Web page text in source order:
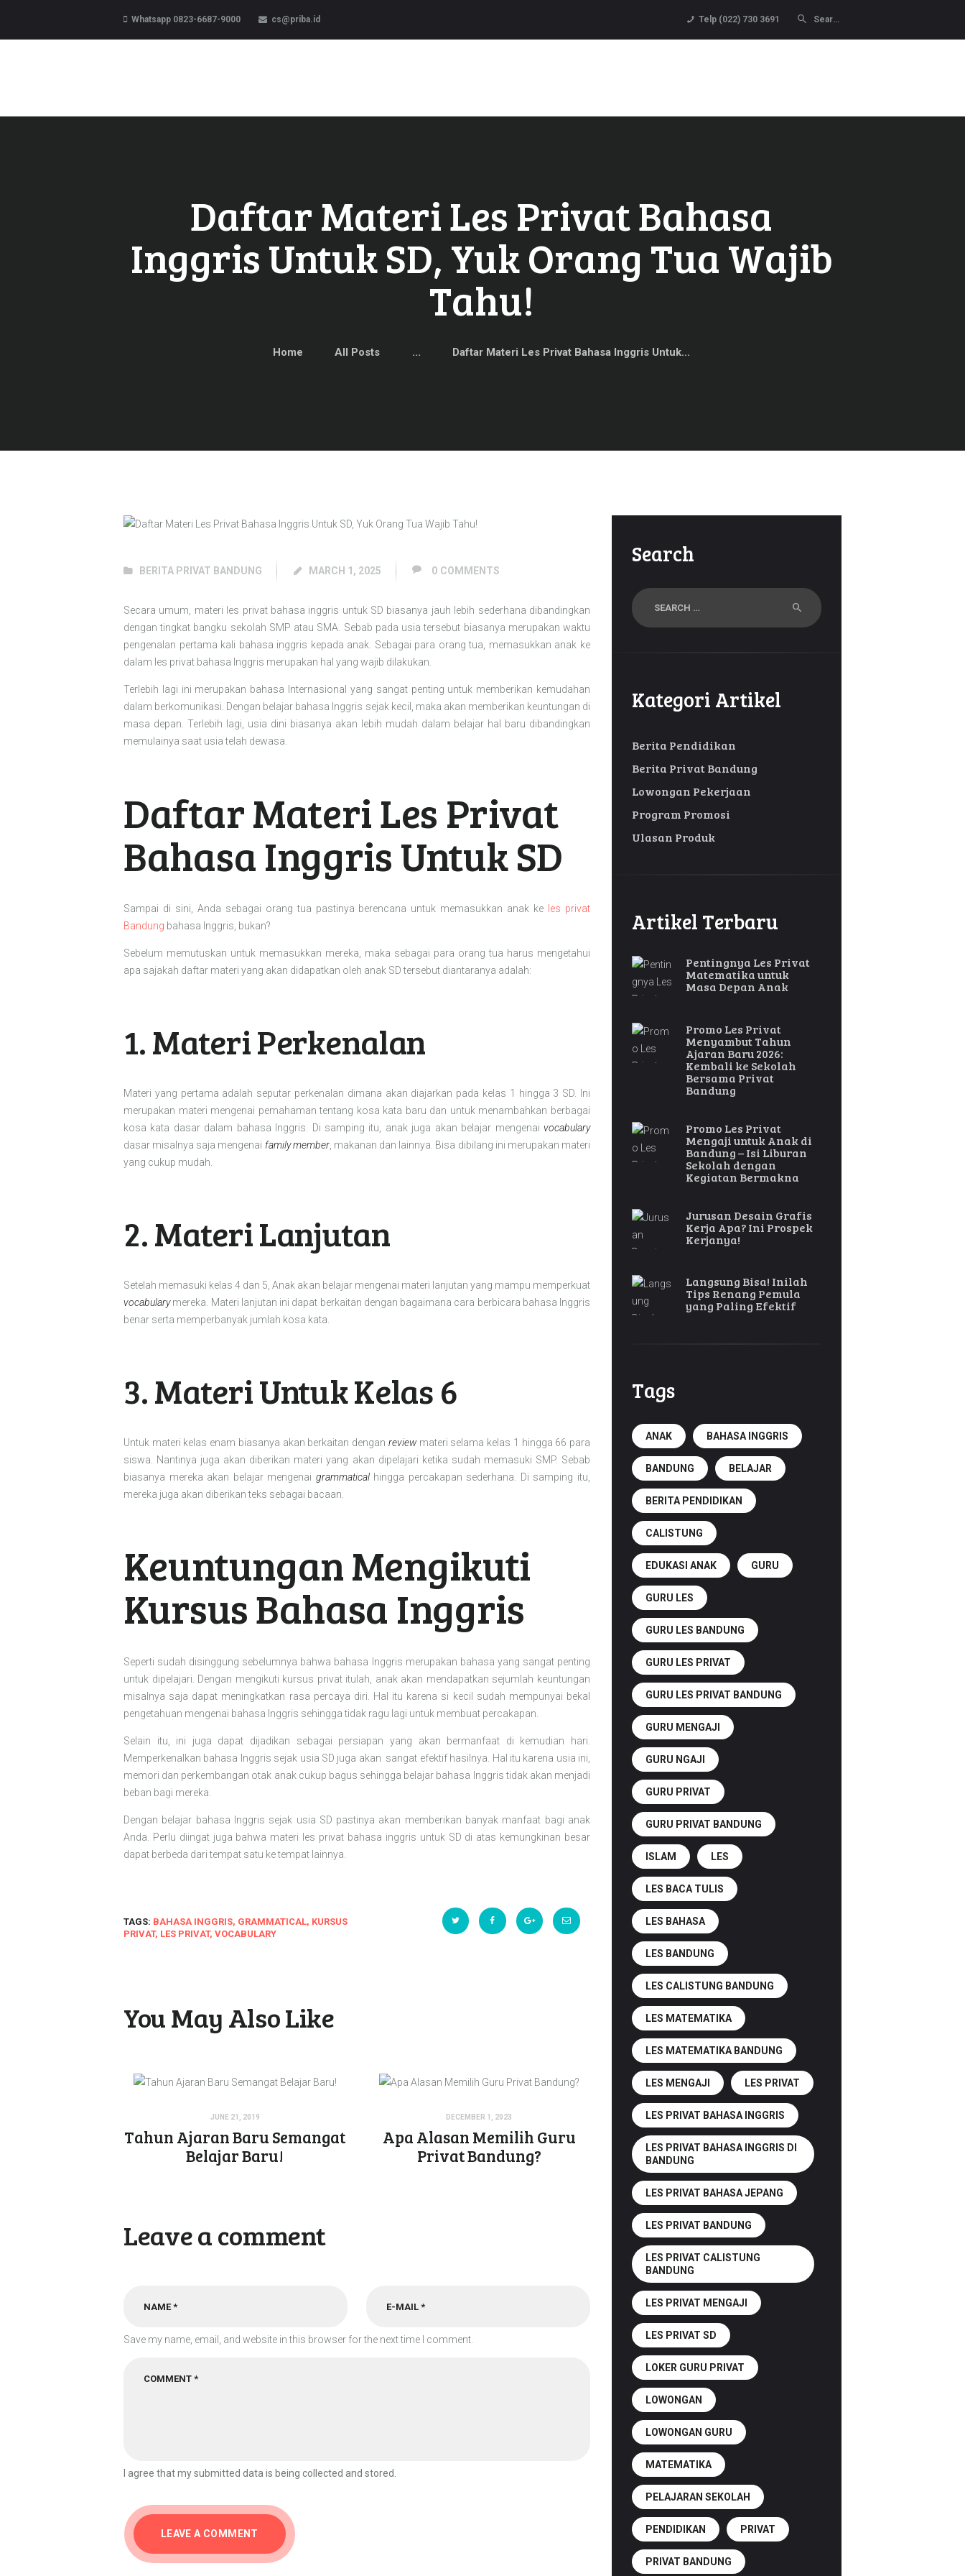
Whatsapp 0823-6687-9000 cs@priba.id Telp (022) 730 3691
Daftar Materi Les Privat Bahasa
Inggris Untuk SD, Yuk Orang Tua Wajib
Tahu!
Home All Posts ... Daftar Materi Les Privat Bahasa Inggris Untuk...
PROFIL
BERITA
BERITA PRIVAT BANDUNG MARCH 1, 2025 0 COMMENTS
Secara umum, materi les privat bahasa inggris untuk SD biasanya jauh lebih sederhana dibandingkan
dengan tingkat bangku sekolah SMP atau SMA. Sebab pada usia tersebut biasanya merupakan waktu
pengenalan pertama kali bahasa inggris kepada anak. Sebagai para orang tua, memasukkan anak ke
dalam les privat bahasa Inggris merupakan hal yang wajib dilakukan.
Terlebih lagi ini merupakan bahasa Internasional yang sangat penting untuk memberikan kemudahan
dalam berkomunikasi. Dengan belajar bahasa Inggris sejak kecil, maka akan memberikan keuntungan di
masa depan. Terlebih lagi, usia dini biasanya akan lebih mudah dalam belajar hal baru dibandingkan
memulainya saat usia telah dewasa.
Daftar Materi Les Privat
Bahasa Inggris Untuk SD
Sampai di sini, Anda sebagai orang tua pastinya berencana untuk memasukkan anak ke
les privat
Bandung bahasa Inggris, bukan?
Sebelum memutuskan untuk memasukkan mereka, maka sebagai para orang tua harus mengetahui
apa sajakah daftar materi yang akan didapatkan oleh anak SD tersebut diantaranya adalah:
1. Materi Perkenalan
Materi yang pertama adalah seputar perkenalan dimana akan diajarkan pada kelas 1 hingga 3 SD. Ini
merupakan materi mengenai pemahaman tentang kosa kata baru dan untuk menambahkan berbagai
kosa kata dasar dalam bahasa Inggris. Di samping itu, anak juga akan belajar mengenai vocabulary
dasar misalnya saja mengenai family member, makanan dan lainnya. Bisa dibilang ini merupakan materi
yang cukup mudah.
2. Materi Lanjutan
Setelah memasuki kelas 4 dan 5, Anak akan belajar mengenai materi lanjutan yang mampu memperkuat
vocabularymereka. Materi lanjutan ini dapat berkaitan dengan bagaimana cara berbicara bahasa Inggris
benar serta memperbanyak jumlah kosa kata.
3. Materi Untuk Kelas 6
Untuk materi kelas enam biasanya akan berkaitan dengan reviewmateri selama kelas 1 hingga 66 para
siswa. Nantinya juga akan diberikan materi yang akan dipelajari ketika sudah memasuki SMP. Sebab
biasanya mereka akan belajar mengenai grammaticalhingga percakapan sederhana. Di samping itu,
mereka juga akan diberikan teks sebagai bacaan.
Keuntungan Mengikuti
Kursus Bahasa Inggris
Seperti sudah disinggung sebelumnya bahwa bahasa Inggris merupakan bahasa yang sangat penting
untuk dipelajari. Dengan mengikuti kursus privat itulah, anak akan mendapatkan sejumlah keuntungan
misalnya saja dapat meningkatkan rasa percaya diri. Hal itu karena si kecil sudah mempunyai bekal
pengetahuan mengenai bahasa Inggris sehingga tidak ragu lagi untuk membuat percakapan.
Selain itu, ini juga dapat dijadikan sebagai persiapan yang akan bermanfaat di kemudian hari.
Memperkenalkan bahasa Inggris sejak usia SD juga akan sangat efektif hasilnya. Hal itu karena usia ini,
memori dan perkembangan otak anak cukup bagus sehingga belajar bahasa Inggris tidak akan menjadi
beban bagi mereka.
Dengan belajar bahasa Inggris sejak usia SD pastinya akan memberikan banyak manfaat bagi anak
Anda. Perlu diingat juga bahwa materi les privat bahasa inggris untuk SD di atas kemungkinan besar
dapat berbeda dari tempat satu ke tempat lainnya.
TAGS: BAHASA INGGRIS, GRAMMATICAL, KURSUS
PRIVAT, LES PRIVAT, VOCABULARY
You May Also Like
JUNE 21, 2019
Tahun Ajaran Baru Semangat
Belajar Baru!
DECEMBER 1, 2023
Apa Alasan Memilih Guru
Privat Bandung?
Leave a comment
Save my name, email, and website in this browser for the next time I comment.
I agree that my submitted data is being collected and stored.
Search
Search
for:
Kategori Artikel
Berita Pendidikan
Berita Privat Bandung
Lowongan Pekerjaan
Program Promosi
Ulasan Produk
Artikel Terbaru
Pentingnya Les Privat
Matematika untuk
Masa Depan Anak
Promo Les Privat
Menyambut Tahun
Ajaran Baru 2026:
Kembali ke Sekolah
Bersama Privat
Bandung
Promo Les Privat
Mengaji untuk Anak di
Bandung – Isi Liburan
Sekolah dengan
Kegiatan Bermakna
Jurusan Desain Grafis
Kerja Apa? Ini Prospek
Kerjanya!
Langsung Bisa! Inilah
Tips Renang Pemula
yang Paling Efektif
Tags
ANAK BAHASA INGGRIS
BANDUNG BELAJAR
BERITA PENDIDIKAN
CALISTUNG
EDUKASI ANAK GURU
GURU LES
GURU LES BANDUNG
GURU LES PRIVAT
GURU LES PRIVAT BANDUNG
GURU MENGAJI
GURU NGAJI
GURU PRIVAT
GURU PRIVAT BANDUNG
ISLAM LES
LES BACA TULIS
LES BAHASA
LES BANDUNG
LES CALISTUNG BANDUNG
LES MATEMATIKA
LES MATEMATIKA BANDUNG
LES MENGAJI LES PRIVAT
LES PRIVAT BAHASA INGGRIS
LES PRIVAT BAHASA INGGRIS DI
BANDUNG
LES PRIVAT BAHASA JEPANG
LES PRIVAT BANDUNG
LES PRIVAT CALISTUNG
BANDUNG
LES PRIVAT MENGAJI
LES PRIVAT SD
LOKER GURU PRIVAT
LOWONGAN
LOWONGAN GURU
MATEMATIKA
PELAJARAN SEKOLAH
PENDIDIKAN PRIVAT
PRIVAT BANDUNG